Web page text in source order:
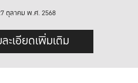
ตุลาคม พ.ศ. 2568
ะเอียดเพิ่มเติม